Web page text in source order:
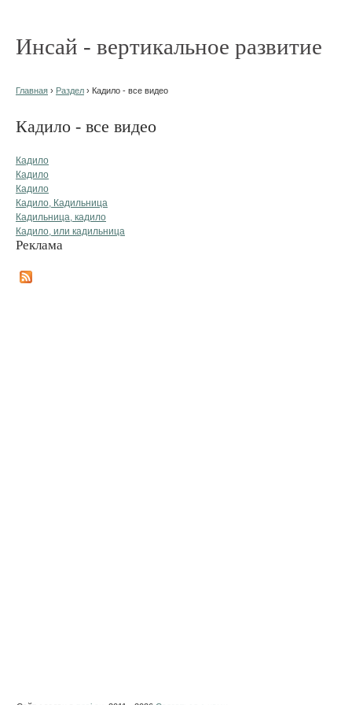
Инсай - вертикальное развитие
Главная › Раздел › Кадило - все видео
Кадило - все видео
Кадило
Кадило
Кадило
Кадило, Кадильница
Кадильница, кадило
Кадило, или кадильница
Реклама